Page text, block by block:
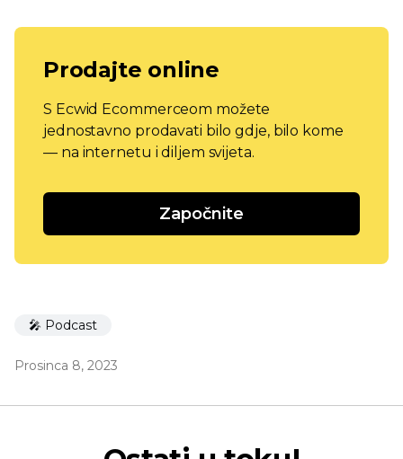
Prodajte online
S Ecwid Ecommerceom možete
jednostavno prodavati bilo gdje, bilo kome
— na internetu i diljem svijeta.
Započnite
🎤 Podcast
Prosinca 8, 2023